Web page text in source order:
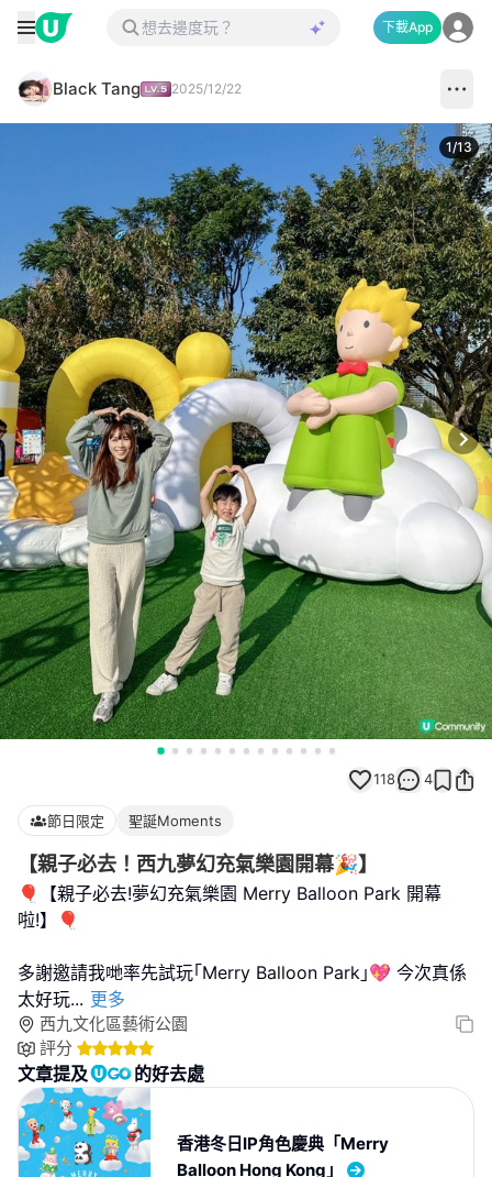
下載App
Black Tang 2025/12/22
1/13
118 4
節日限定 聖誕Moments
【親子必去！西九夢幻充氣樂園開幕🎉】
🎈【親子必去!夢幻充氣樂園 Merry Balloon Park 開幕
啦!】🎈
多謝邀請我哋率先試玩｢Merry Balloon Park｣💖 今次真係
太好玩... 更多
西九文化區藝術公園
評分
文章提及 的好去處
香港冬日IP角色慶典「⁠Merry
Balloon Hong Kong」